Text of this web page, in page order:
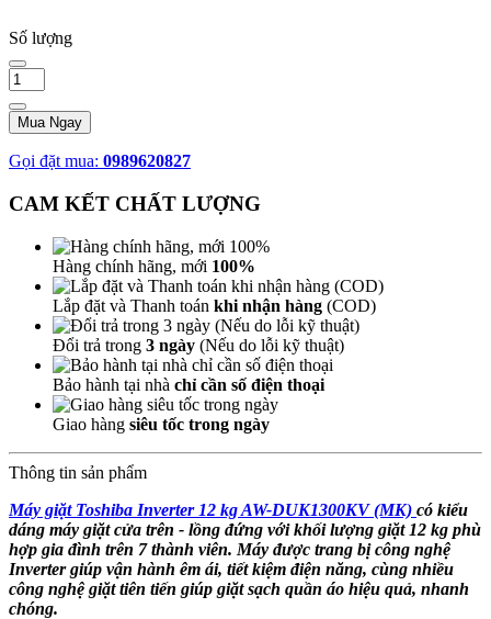
Số lượng
Mua Ngay
Gọi đặt mua: 0989620827
CAM KẾT CHẤT LƯỢNG
Hàng chính hãng, mới 100%
Lắp đặt và Thanh toán khi nhận hàng (COD)
Đổi trả trong 3 ngày (Nếu do lỗi kỹ thuật)
Bảo hành tại nhà chỉ cần số điện thoại
Giao hàng siêu tốc trong ngày
Thông tin sản phẩm
Máy giặt Toshiba Inverter 12 kg AW-DUK1300KV (MK) có kiểu
dáng máy giặt cửa trên - lồng đứng với khối lượng giặt 12 kg phù
hợp gia đình trên 7 thành viên. Máy được trang bị công nghệ
Inverter giúp vận hành êm ái, tiết kiệm điện năng, cùng nhiều
công nghệ giặt tiên tiến giúp giặt sạch quần áo hiệu quả, nhanh
chóng.